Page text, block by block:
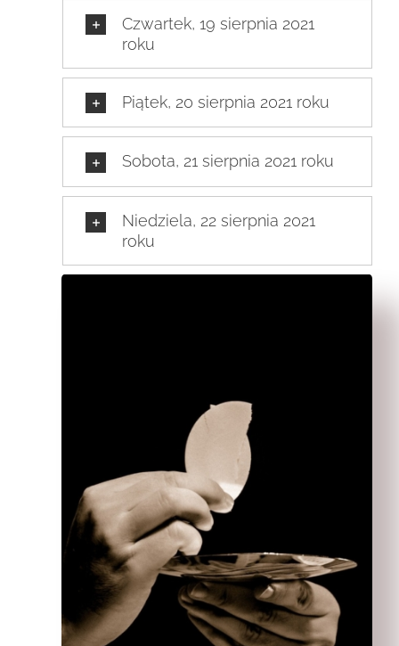
Czwartek, 19 sierpnia 2021
roku
Piątek, 20 sierpnia 2021 roku
Sobota, 21 sierpnia 2021 roku
Niedziela, 22 sierpnia 2021
roku